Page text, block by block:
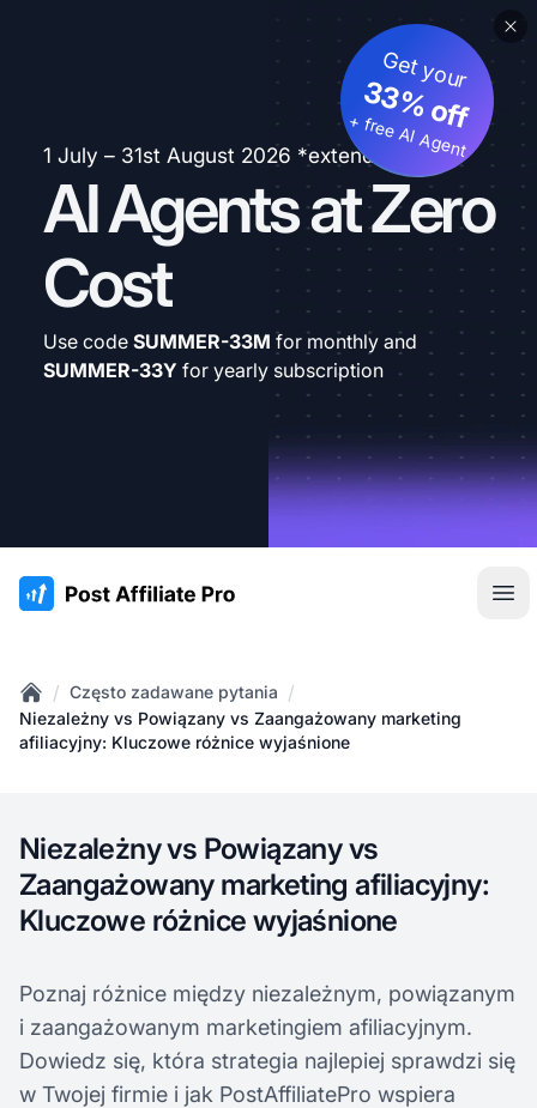
1 July – 31st August 2026 *extended
AI Agents at Zero
Cost
Get your
33% off
+ free AI Agent
Use code SUMMER-33M for monthly and
SUMMER-33Y for yearly subscription
:site.title
Home
/ Często zadawane pytania /
Niezależny vs Powiązany vs Zaangażowany marketing
afiliacyjny: Kluczowe różnice wyjaśnione
Niezależny vs Powiązany vs
Zaangażowany marketing afiliacyjny:
Kluczowe różnice wyjaśnione
Poznaj różnice między niezależnym, powiązanym
i zaangażowanym marketingiem afiliacyjnym.
Dowiedz się, która strategia najlepiej sprawdzi się
w Twojej firmie i jak PostAffiliatePro wspiera